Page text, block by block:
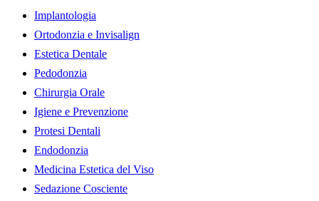
Implantologia
Ortodonzia e Invisalign
Estetica Dentale
Pedodonzia
Chirurgia Orale
Igiene e Prevenzione
Protesi Dentali
Endodonzia
Medicina Estetica del Viso
Sedazione Cosciente